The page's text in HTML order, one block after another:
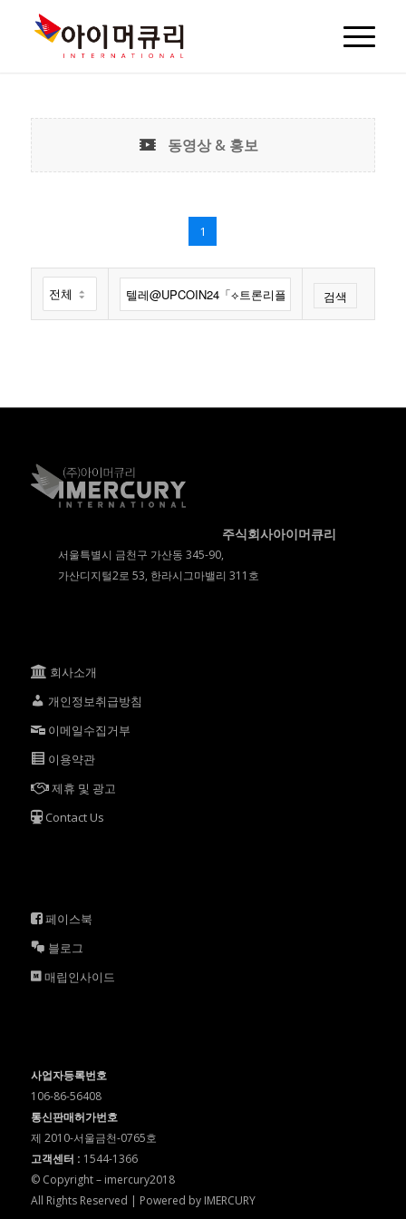
동영상 & 홍보
1
검색
주식회사아이머큐리
서울특별시 금천구 가산동 345-90,
가산디지털2로 53, 한라시그마밸리 311호
회사소개
개인정보취급방침
이메일수집거부
이용약관
제휴 및 광고
Contact Us
페이스북
블로그
매립인사이드
사업자등록번호
106-86-56408
통신판매허가번호
제 2010-서울금천-0765호
고객센터 : 1544-1366
© Copyright – imercury2018
All Rights Reserved | Powered by IMERCURY